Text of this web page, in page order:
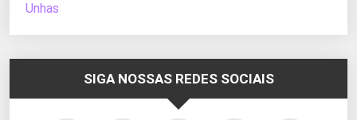
Unhas
SIGA NOSSAS REDES SOCIAIS